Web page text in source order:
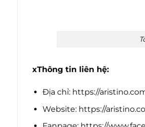
xThông tin liên hệ:
Địa chỉ: https://
Website: https://